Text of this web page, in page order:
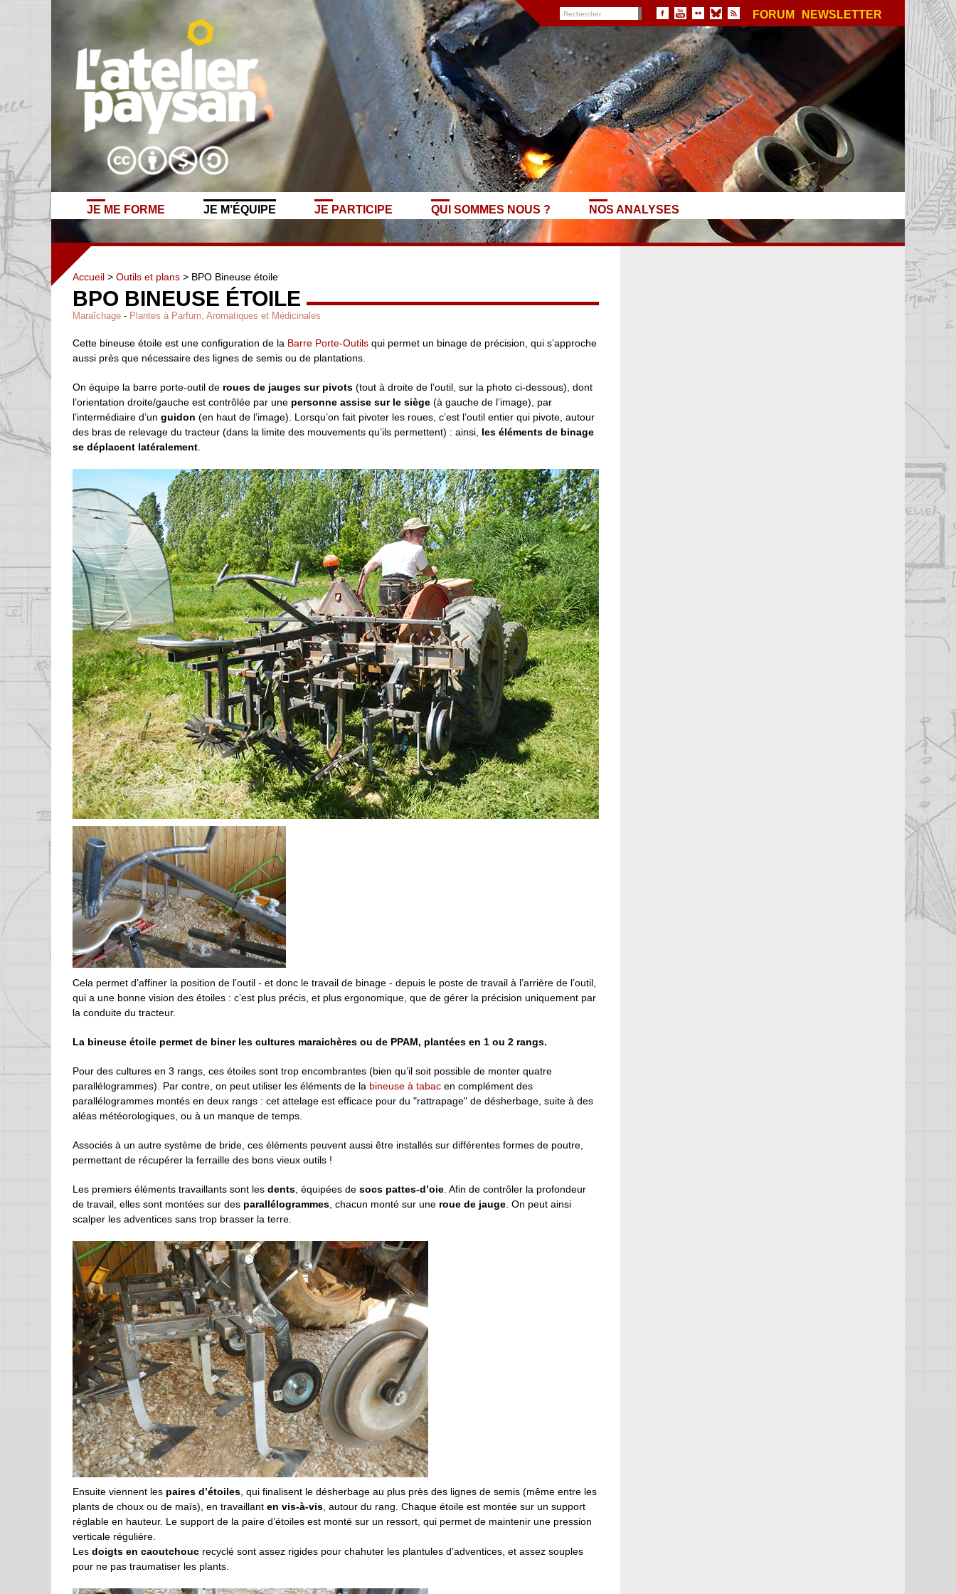
FORUM NEWSLETTER
JE ME FORME JE M’ÉQUIPE JE PARTICIPE QUI SOMMES NOUS ? NOS ANALYSES
Accueil > Outils et plans > BPO Bineuse étoile
BPO BINEUSE ÉTOILE
Maraîchage - Plantes à Parfum, Aromatiques et Médicinales
Cette bineuse étoile est une configuration de la Barre Porte-Outils qui permet un binage de précision, qui s’approche
aussi près que nécessaire des lignes de semis ou de plantations.
On équipe la barre porte-outil de roues de jauges sur pivots (tout à droite de l’outil, sur la photo ci-dessous), dont
l’orientation droite/gauche est contrôlée par une personne assise sur le siège (à gauche de l’image), par
l’intermédiaire d’un guidon (en haut de l’image). Lorsqu’on fait pivoter les roues, c’est l’outil entier qui pivote, autour
des bras de relevage du tracteur (dans la limite des mouvements qu’ils permettent) : ainsi, les éléments de binage
se déplacent latéralement
Cela permet d’affiner la position de l’outil - et donc le travail de binage - depuis le poste de travail à l’arrière de l’outil,
qui a une bonne vision des étoiles : c’est plus précis, et plus ergonomique, que de gérer la précision uniquement par
la conduite du tracteur.
La bineuse étoile permet de biner les cultures maraichères ou de PPAM, plantées en 1 ou 2 rangs.
Pour des cultures en 3 rangs, ces étoiles sont trop encombrantes (bien qu’il soit possible de monter quatre
parallélogrammes). Par contre, on peut utiliser les éléments de la bineuse à tabac en complément des
parallélogrammes montés en deux rangs : cet attelage est efficace pour du "rattrapage" de désherbage, suite à des
aléas météorologiques, ou à un manque de temps.
Associés à un autre système de bride, ces éléments peuvent aussi être installés sur différentes formes de poutre,
permettant de récupérer la ferraille des bons vieux outils !
Les premiers éléments travaillants sont les dents , équipées de socs pattes-d’oie . Afin de contrôler la profondeur
de travail, elles sont montées sur des parallélogrammes , chacun monté sur une roue de jauge . On peut ainsi
scalper les adventices sans trop brasser la terre.
Ensuite viennent les paires d’étoiles, qui finalisent le désherbage au plus près des lignes de semis (même entre les
plants de choux ou de maïs), en travaillant en vis-à-vis, autour du rang. Chaque étoile est montée sur un support
réglable en hauteur. Le support de la paire d’étoiles est monté sur un ressort, qui permet de maintenir une pression
verticale régulière.
Les doigts en caoutchouc recyclé sont assez rigides pour chahuter les plantules d’adventices, et assez souples
pour ne pas traumatiser les plants.